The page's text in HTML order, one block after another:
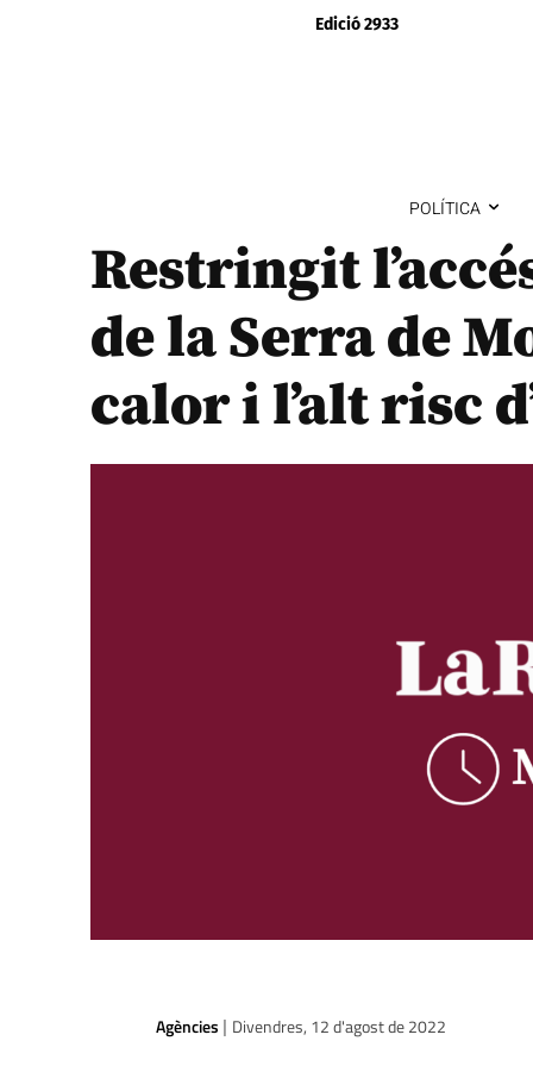
Edició 2933
POLÍTICA
Restringit
de la Serra de
calor i l’alt risc
Agències | Divendres, 12 d'agost de 2022